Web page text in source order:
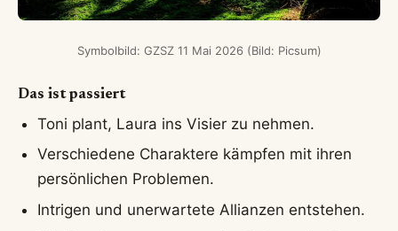
Symbolbild: GZSZ 11 Mai 2026 (Bild: Picsum)
Das ist passiert
Toni plant, Laura ins Visier zu nehmen.
Verschiedene Charaktere kämpfen mit ihren
persönlichen Problemen.
Intrigen und unerwartete Allianzen entstehen.